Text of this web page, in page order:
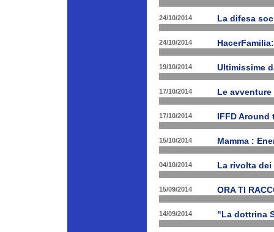
24/10/2014 La difesa
24/10/2014
19/10/2014 Ultimissime
17/10/2014 Le
17/10/2014 IFFD
15/10/2014 Mamma :
04/10/2014 La rivolta
15/09/2014 ORA TI
14/09/2014 "La dottrina